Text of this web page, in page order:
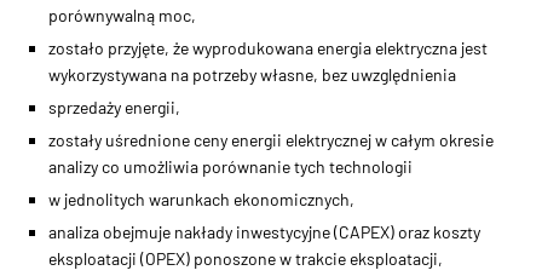
porównywalną moc,
zostało przyjęte, że wyprodukowana energia elektryczna jest
wykorzystywana na potrzeby własne, bez uwzględnienia
sprzedaży energii,
zostały uśrednione ceny energii elektrycznej w całym okresie
analizy co umożliwia porównanie tych technologii
w jednolitych warunkach ekonomicznych,
analiza obejmuje nakłady inwestycyjne (CAPEX) oraz koszty
eksploatacji (OPEX) ponoszone w trakcie eksploatacji,